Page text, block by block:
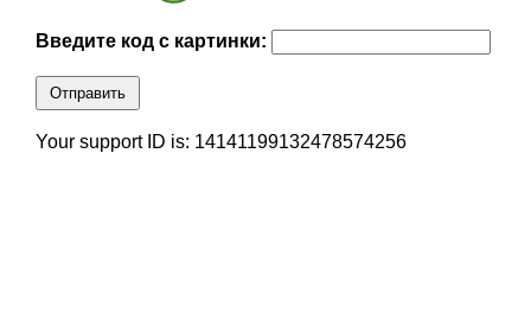
Введите код с картинки:
Отправить
Your support ID is: 14141199132478574256